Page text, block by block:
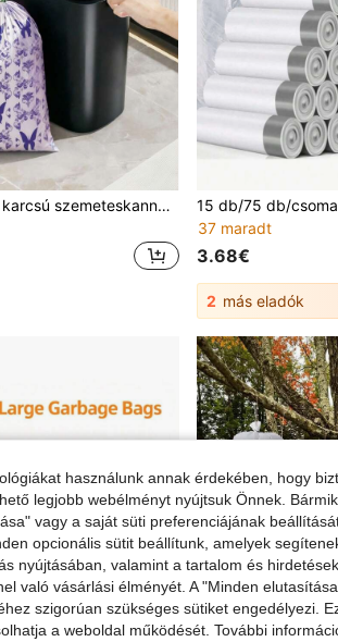
Esztétikus, karcsú szemeteskanna fedéllel + levendula illatos zsinóros szemeteszsákok készlet – szakadásálló, vastagított hulladéktartó szett fürdőszobába, konyhába és otthoni használatra
37 maradt
3.68€
2 más eladók
használunk annak érdekében, hogy
legjobb webélményt nyújtsuk Önnek.
vagy a saját süti preferenciájának
opcionális sütit beállítunk, amelyek
nyújtásában, valamint a tartalom és
való vásárlási élményét. A "Minden
szigorúan szükséges sütiket engedélyezi.
a weboldal működését. További